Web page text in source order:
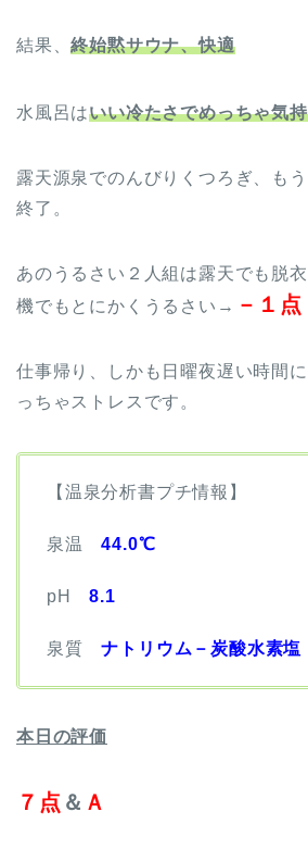
結果、終始黙サウナ、快適
水風呂はいい冷たさでめっちゃ気
露天源泉でのんびりくつろぎ、も
終了。
あのうるさい２人組は露天でも脱
機でもとにかくうるさい→ －１点
仕事帰り、しかも日曜夜遅い時間
っちゃストレスです。
【温泉分析書プチ情報】
泉温44.0℃
pH8.1
泉質ナトリウム－炭酸水素塩
本日の評価
７点 ＆ Ａ